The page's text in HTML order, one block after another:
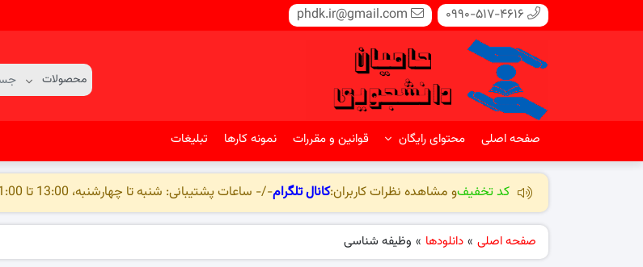
0990-517-4616
phdk.ir@gmail.com
صفحه اصلی محتوای رایگان قوانین و مقررات نمونه کارها تبلیغات
کد تخفیفو مشاهده نظرات کاربران:کانال تلگرام-/- ساعات پشتیبانی: شنبه تا چهارشنبه، 13:00 تا 01:00 -/-
صفحه اصلی » دانلودها » وظیفه شناسی